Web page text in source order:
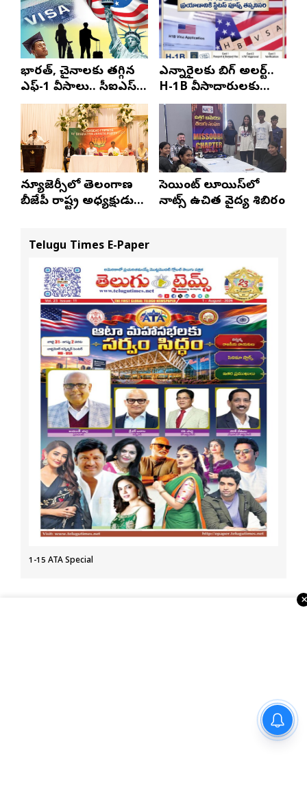
భారత్, చైనాలకు తగ్గిన
ఎఫ్-1 వీసాలు.. సీఐఎస్
నివేదిక..!
ఎన్నారైలకు బిగ్ అలర్ట్..
H-1B వీసాదారులకు
ప్రయాణ సమయంలో
స్టేటస్ ప్రూఫ్స్ తప్పనిసరి..!
న్యూజెర్సీలో తెలంగాణ
బీజేపీ రాష్ట్ర అధ్యక్షుడు
సెయింట్ లూయిస్‌లో
నాట్స్ ఉచిత వైద్య శిబిరం
Telugu Times E-Paper
1-15 ATA Special